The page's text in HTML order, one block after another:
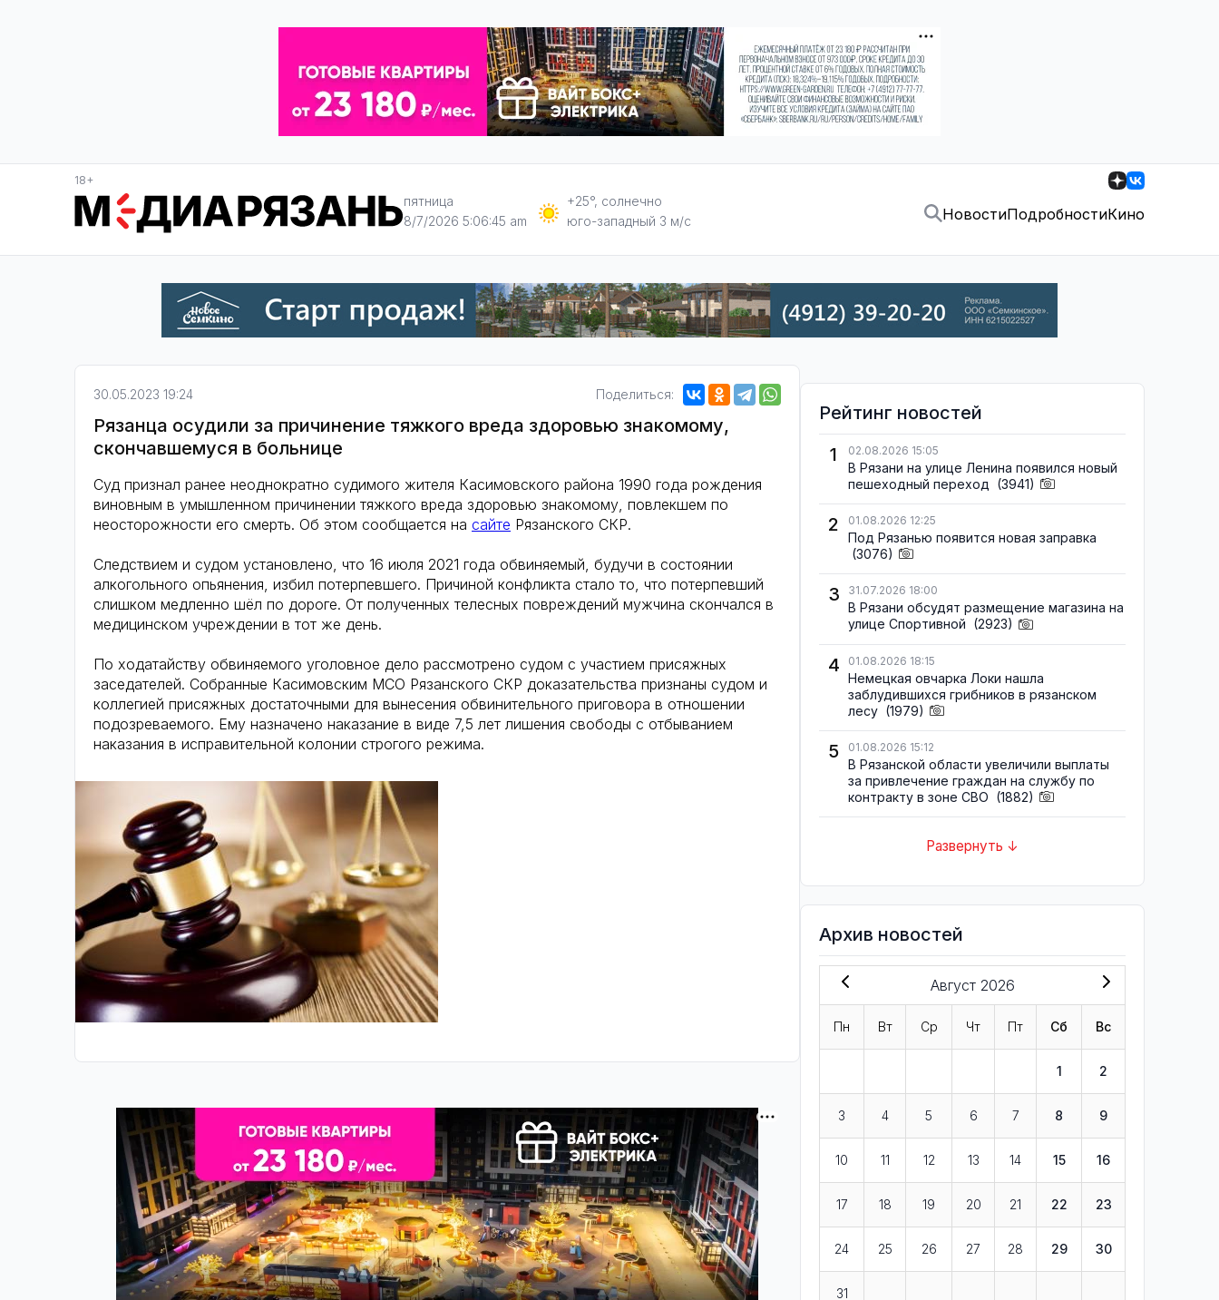
18+
пятница
8/7/2026 5:06:46 am
+25°, солнечно
юго-западный 3 м/с
НовостиПодробностиКино
30.05.2023 19:24 Поделиться:
Рязанца осудили за причинение тяжкого вреда здоровью знакомому,
скончавшемуся в больнице
Суд признал ранее неоднократно судимого жителя Касимовского района 1990 года рождения
виновным в умышленном причинении тяжкого вреда здоровью знакомому, повлекшем по
неосторожности его смерть. Об этом сообщается на сайте Рязанского СКР.
Следствием и судом установлено, что 16 июля 2021 года обвиняемый, будучи в состоянии
алкогольного опьянения, избил потерпевшего. Причиной конфликта стало то, что потерпевший
слишком медленно шёл по дороге. От полученных телесных повреждений мужчина скончался в
медицинском учреждении в тот же день.
По ходатайству обвиняемого уголовное дело рассмотрено судом с участием присяжных
заседателей. Собранные Касимовским МСО Рязанского СКР доказательства признаны судом и
коллегией присяжных достаточными для вынесения обвинительного приговора в отношении
подозреваемого. Ему назначено наказание в виде 7,5 лет лишения свободы с отбыванием
наказания в исправительной колонии строгого режима.
Рейтинг новостей
1
02.08.2026 15:05
В Рязани на улице Ленина появился новый
пешеходный переход (3941)
2 01.08.2026 12:25
Под Рязанью появится новая заправка
(3076)
3 31.07.2026 18:00
В Рязани обсудят размещение магазина на
улице Спортивной (2923)
4 01.08.2026 18:15
Немецкая овчарка Локи нашла
заблудившихся грибников в рязанском
лесу (1979)
5 01.08.2026 15:12
В Рязанской области увеличили выплаты
за привлечение граждан на службу по
контракту в зоне СВО (1882)
Развернуть ↓
Архив новостей
Август 2026
Пн Вт Ср Чт Пт Сб Вс
1 2
3 4 5 6 7 8 9
10 11 12 13 14 15 16
17 18 19 20 21 22 23
24 25 26 27 28 29 30
31